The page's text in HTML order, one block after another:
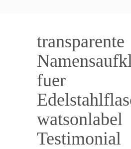
transparente
fuer
watsonlabel
Testimonial